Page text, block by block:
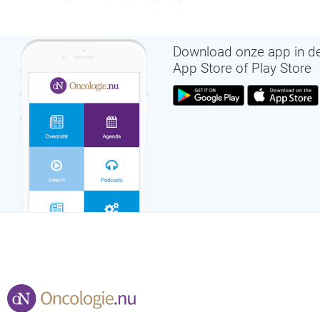
Download onze app in
App Store of Play Store